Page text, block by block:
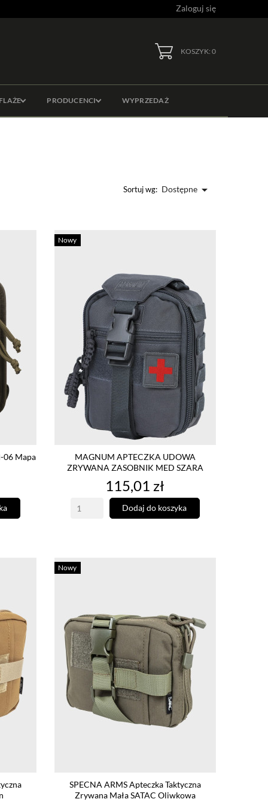
Zaloguj się
KOSZYK: 0
PRODUCENCI WYPRZEDAŻ
Sortuj wg: Dostępne 
06 Mapa
MAGNUM APTECZKA UDOWA
ZRYWANA ZASOBNIK MED SZARA
Cena
115,01 zł
Dodaj do koszyka
Nowy
SPECNA ARMS Apteczka Taktyczna
Zrywana Mała SATAC Oliwkowa
Nowy